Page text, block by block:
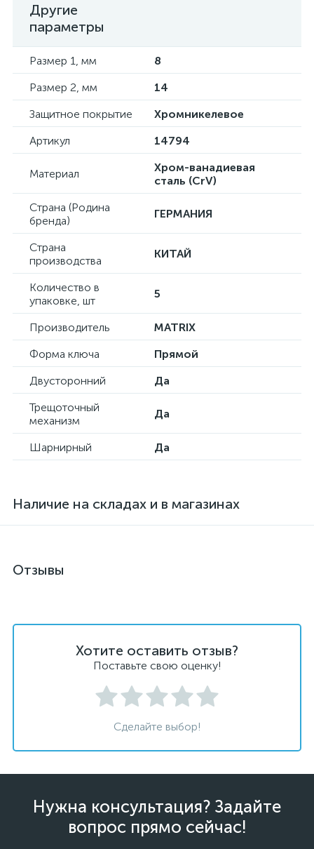
Другие
параметры
Размер 1, мм
8
Размер 2, мм
14
Защитное покрытие
Хромникелевое
Артикул
14794
Материал
Хром-ванадиевая
сталь (CrV)
Страна (Родина
бренда)
ГЕРМАНИЯ
Страна
производства
КИТАЙ
Количество в
упаковке, шт
5
Производитель
MATRIX
Форма ключа
Прямой
Двусторонний
Да
Трещоточный
механизм
Да
Шарнирный Да
Наличие на складах и в магазинах
Отзывы
Хотите оставить отзыв?
Поставьте свою оценку!
Сделайте выбор!
Нужна консультация? Задайте
вопрос прямо сейчас!